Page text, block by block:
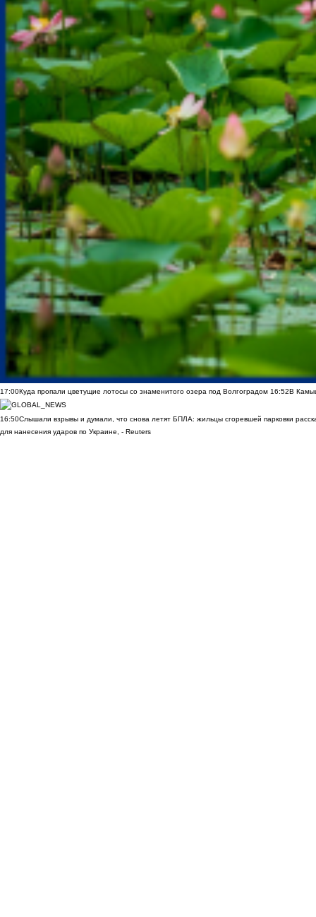
17:00Куда пропали цветущие лотосы со знаменитого озера под Волгоградом 16:52В
16:50Слышали взрывы и думали, что снова летят БПЛА: жильцы сгоревшей парковки
для нанесения ударов по Украине, - Reuters